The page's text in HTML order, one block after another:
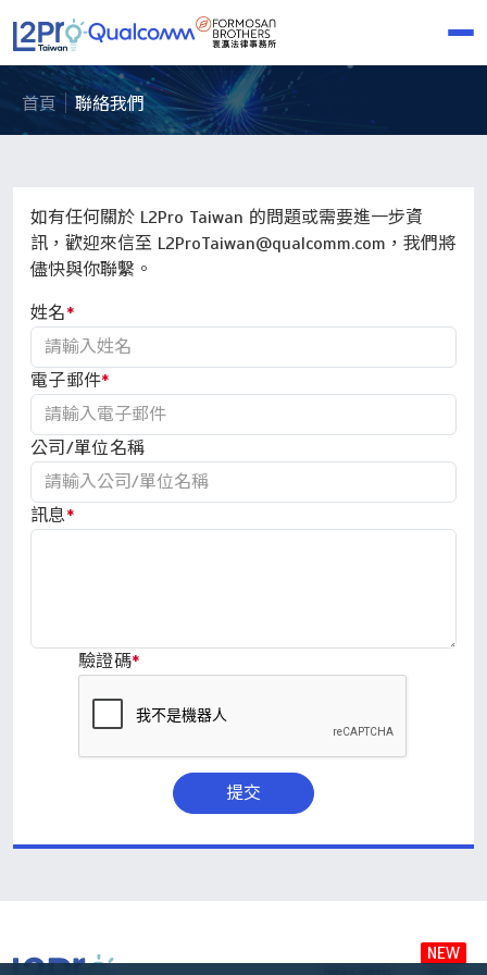
首頁 聯絡我們
如有任何關於 L2Pro Taiwan 的問題或需要進一步資
訊，歡迎來信至 L2ProTaiwan@qualcomm.com，我們將
儘快與你聯繫。
姓名*
電子郵件*
公司/單位名稱
訊息*
驗證碼*
提交
NEW